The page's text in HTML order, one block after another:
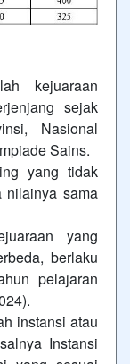
kejuaraan
sejak
Nasional
Sains.
yang tidak
nilainya sama
yang
berlaku
pelajaran
instansi atau
Instansi